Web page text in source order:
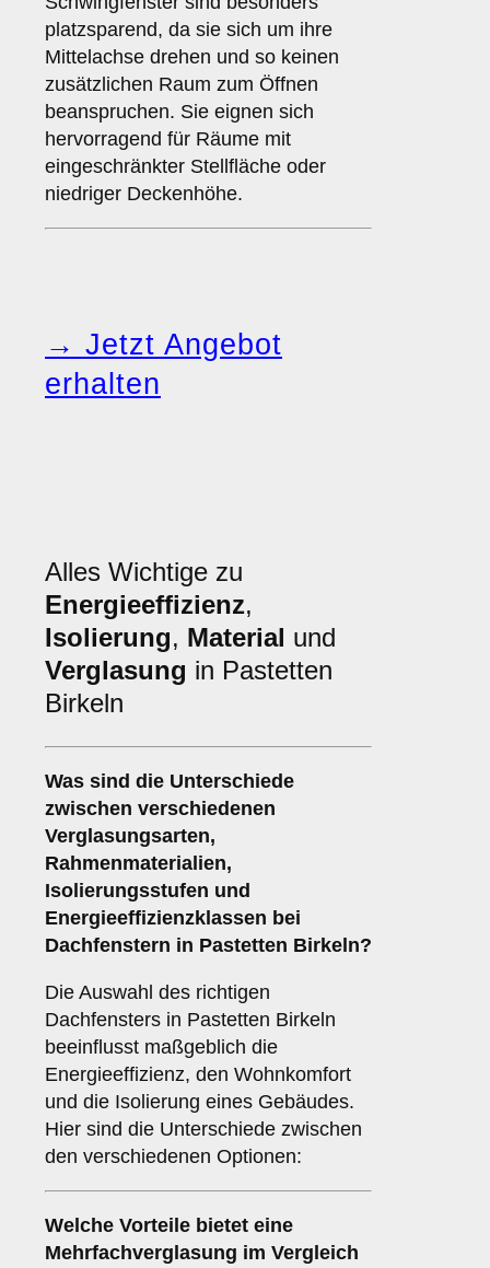
platzsparend, da sie sich um ihre
Mittelachse drehen und so keinen
zusätzlichen Raum zum Öffnen
beanspruchen. Sie eignen sich
hervorragend für Räume mit
eingeschränkter Stellfläche oder
niedriger Deckenhöhe.
→ Jetzt Angebot
erhalten
Alles Wichtige zu
Energieeffizienz,
Isolierung, Material und
Verglasung in Pastetten
Birkeln
Was sind die Unterschiede
zwischen verschiedenen
Verglasungsarten,
Rahmenmaterialien,
Isolierungsstufen und
Energieeffizienzklassen bei
Dachfenstern in Pastetten Birkeln?
Die Auswahl des richtigen
Dachfensters in Pastetten Birkeln
beeinflusst maßgeblich die
Energieeffizienz, den Wohnkomfort
und die Isolierung eines Gebäudes.
Hier sind die Unterschiede zwischen
den verschiedenen Optionen:
Welche Vorteile bietet eine
Mehrfachverglasung im Vergleich